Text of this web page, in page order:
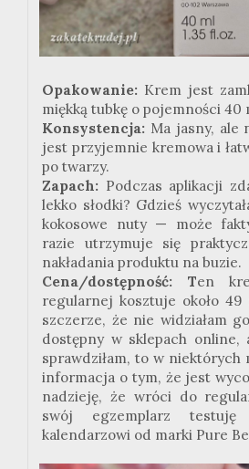
Opakowanie: Krem jest
miękką tubkę o pojemności 40
Konsystencja: Ma jasny, ale
jest przyjemnie kremowa i
po twarzy.
Zapach: Podczas aplikacji
lekko słodki? Gdzieś
kokosowe nuty — może
razie utrzymuje się
nakładania produktu na buzie.
Cena/dostępność: Ten
regularnej kosztuje około 49
szczerze, że nie widziałam
dostępny w sklepach online,
sprawdziłam, to w
informacja o tym, że jest
nadzieję, że wróci do
swój egzemplarz testuję
kalendarzowi od marki Pure